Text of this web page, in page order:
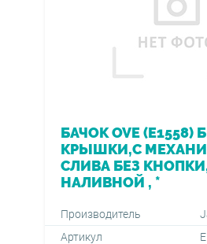
БАЧОК OVE (Е1558)
КРЫШКИ,С
СЛИВА БЕЗ
НАЛИВНОЙ , *
Производитель
Артикул